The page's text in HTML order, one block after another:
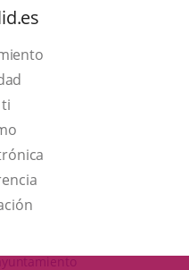
This
link
will
open
a